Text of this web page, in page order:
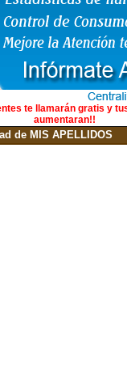
te llamarán gratis y
aumentaran!!
de MIS APELLIDOS